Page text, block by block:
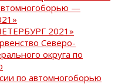
—
2021»
Северо-
округа по
по автомногоборью